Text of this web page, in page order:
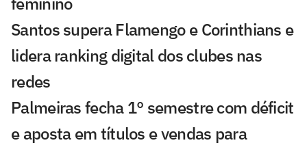
Santos supera Flamengo e Corinthians e
lidera ranking digital dos clubes nas
redes
Palmeiras fecha 1° semestre com déficit
e aposta em títulos e vendas para